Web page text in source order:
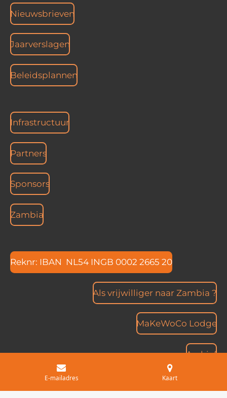
Nieuwsbrieven
Jaarverslagen
Beleidsplannen
Infrastructuur
Partners
Sponsors
Zambia
Reknr: IBAN NL54 INGB 0002 2665 20
Als vrijwilliger naar Zambia ?
MaKeWoCo Lodge
Archief
© 2024 - 2026 joyofatoy.nl
E-mailadres Kaart